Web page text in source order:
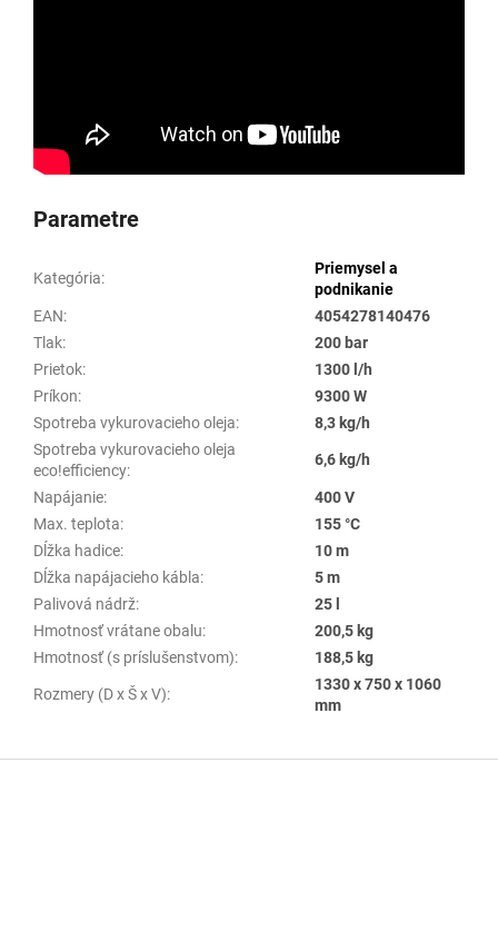
Parametre
Kategória:
Priemysel a
podnikanie
EAN:
4054278140476
Tlak:
200 bar
Prietok:
1300 l/h
Príkon:
9300 W
Spotreba vykurovacieho oleja:
8,3 kg/h
Spotreba vykurovacieho oleja
eco!efficiency:
6,6 kg/h
Napájanie:
400 V
Max. teplota:
155 °C
Dĺžka hadice:
10 m
Dĺžka napájacieho kábla:
5 m
Palivová nádrž:
25 l
Hmotnosť vrátane obalu:
200,5 kg
Hmotnosť (s príslušenstvom): 188,5 kg
Rozmery (D x Š x V):
1330 x 750 x 1060
mm